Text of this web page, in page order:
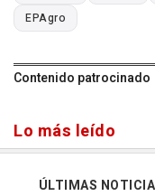
EPAgro
Contenido patrocinado
Lo más leído
ÚLTIMAS